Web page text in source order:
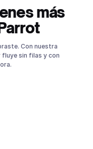
más
Con nuestra
sin filas y con